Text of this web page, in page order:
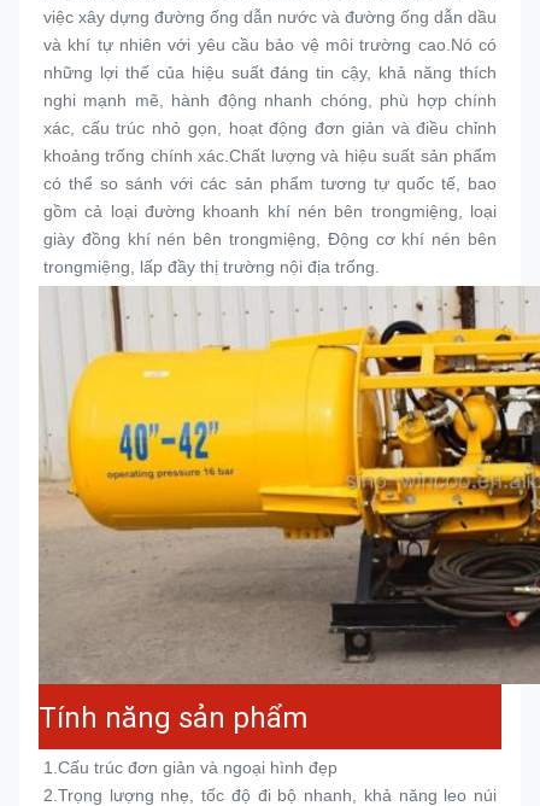
việc xây dựng đường ống dẫn nước và đường ống dẫn dầu
và khí tự nhiên với yêu cầu bảo vệ môi trường cao.Nó có
những lợi thế của hiệu suất đáng tin cậy, khả năng thích
nghi mạnh mẽ, hành động nhanh chóng, phù hợp chính
xác, cấu trúc nhỏ gọn, hoạt động đơn giản và điều chỉnh
khoảng trống chính xác.Chất lượng và hiệu suất sản phẩm
có thể so sánh với các sản phẩm tương tự quốc tế, bao
gồm cả loại đường khoanh khí nén bên trongmiệng , loại
giày đồng khí nén bên trongmiệng , Động cơ khí nén bên
trongmiệng , lấp đầy thị trường nội địa trống.
Tính năng sản phẩm
1. Cấu trúc đơn giản và ngoại hình đẹp
2. Trọng lượng nhẹ, tốc độ đi bộ nhanh, khả năng leo núi